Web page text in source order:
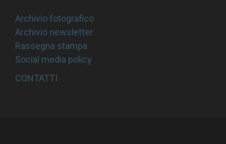
Archivio fotografico
Archivio newsletter
Rassegna stampa
Social media policy
CONTATTI